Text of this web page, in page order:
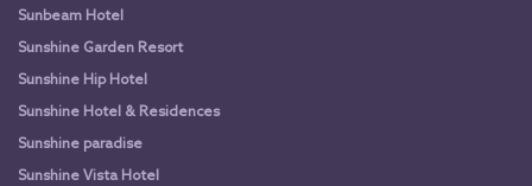
Sunbeam Hotel
Sunshine Garden Resort
Sunshine Hip Hotel
Sunshine Hotel & Residences
Sunshine paradise
Sunshine Vista Hotel